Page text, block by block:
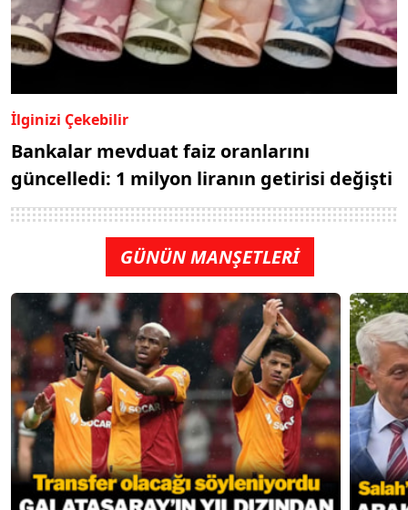
İlginizi Çekebilir
Bankalar mevduat faiz oranlarını
güncelledi: 1 milyon liranın getirisi değişti
GÜNÜN MANŞETLERİ